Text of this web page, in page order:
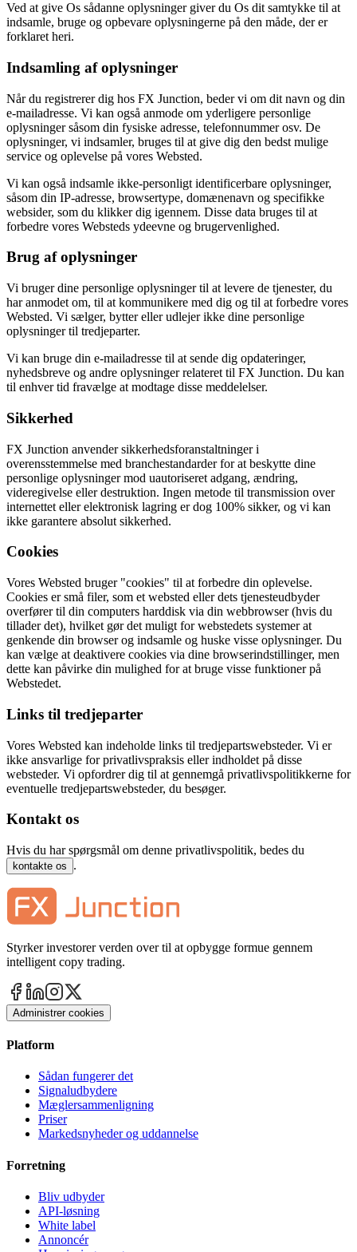
Ved at give Os sådanne oplysninger giver du Os dit samtykke til at
indsamle, bruge og opbevare oplysningerne på den måde, der er
forklaret heri.
Indsamling af oplysninger
Når du registrerer dig hos FX Junction, beder vi om dit navn og din
e-mailadresse. Vi kan også anmode om yderligere personlige
oplysninger såsom din fysiske adresse, telefonnummer osv. De
oplysninger, vi indsamler, bruges til at give dig den bedst mulige
service og oplevelse på vores Websted.
Vi kan også indsamle ikke-personligt identificerbare oplysninger,
såsom din IP-adresse, browsertype, domænenavn og specifikke
websider, som du klikker dig igennem. Disse data bruges til at
forbedre vores Websteds ydeevne og brugervenlighed.
Brug af oplysninger
Vi bruger dine personlige oplysninger til at levere de tjenester, du
har anmodet om, til at kommunikere med dig og til at forbedre vores
Websted. Vi sælger, bytter eller udlejer ikke dine personlige
oplysninger til tredjeparter.
Vi kan bruge din e-mailadresse til at sende dig opdateringer,
nyhedsbreve og andre oplysninger relateret til FX Junction. Du kan
til enhver tid fravælge at modtage disse meddelelser.
Sikkerhed
FX Junction anvender sikkerhedsforanstaltninger i
overensstemmelse med branchestandarder for at beskytte dine
personlige oplysninger mod uautoriseret adgang, ændring,
videregivelse eller destruktion. Ingen metode til transmission over
internettet eller elektronisk lagring er dog 100% sikker, og vi kan
ikke garantere absolut sikkerhed.
Cookies
Vores Websted bruger "cookies" til at forbedre din oplevelse.
Cookies er små filer, som et websted eller dets tjenesteudbyder
overfører til din computers harddisk via din webbrowser (hvis du
tillader det), hvilket gør det muligt for webstedets systemer at
genkende din browser og indsamle og huske visse oplysninger. Du
kan vælge at deaktivere cookies via dine browserindstillinger, men
dette kan påvirke din mulighed for at bruge visse funktioner på
Webstedet.
Links til tredjeparter
Vores Websted kan indeholde links til tredjepartswebsteder. Vi er
ikke ansvarlige for privatlivspraksis eller indholdet på disse
websteder. Vi opfordrer dig til at gennemgå privatlivspolitikkerne for
eventuelle tredjepartswebsteder, du besøger.
Kontakt os
Hvis du har spørgsmål om denne privatlivspolitik, bedes du
kontakte os .
Styrker investorer verden over til at opbygge formue gennem
intelligent copy trading.
Administrer cookies
Platform
Sådan fungerer det
Signaludbydere
Mæglersammenligning
Priser
Markedsnyheder og uddannelse
Forretning
Bliv udbyder
API-løsning
White label
Annoncér